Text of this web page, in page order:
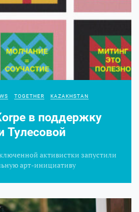
TOGETHER KAZAKHSTAN
в поддержку
Тулесовой
активистки запустили
арт‑инициативу